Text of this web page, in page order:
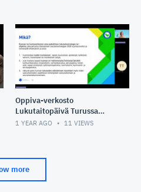
Oppiva-verkosto
Lukutaitopäivä Turussa
24.4.2025 puheenvuorot
1 YEAR AGO 11 VIEWS
more